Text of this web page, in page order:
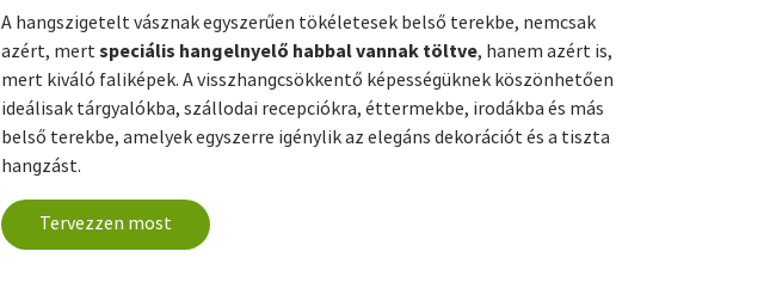
A hangszigetelt vásznak egyszerűen tökéletesek belső terekbe, nemcsak
azért, mertspeciális hangelnyelő habbal vannak töltve, hanem azért is,
mert kiváló faliképek. A visszhangcsökkentő képességüknek köszönhetően
ideálisak tárgyalókba, szállodai recepciókra, éttermekbe, irodákba és más
belső terekbe, amelyek egyszerre igénylik az elegáns dekorációt és a tiszta
hangzást.
Tervezzen most